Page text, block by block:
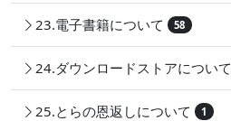
23.電子書籍について 58
24.ダウンロードストアについて
25.とらの恩返しについて 1